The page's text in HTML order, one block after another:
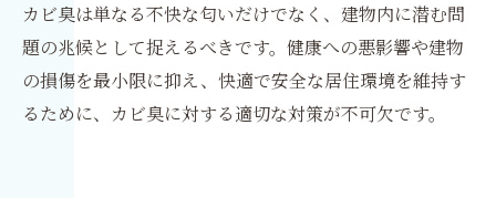
カビ臭は単なる不快な匂いだけでなく、建物内に潜む問
題の兆候として捉えるべきです。健康への悪影響や建物
の損傷を最小限に抑え、快適で安全な居住環境を維持す
るために、カビ臭に対する適切な対策が不可欠です。